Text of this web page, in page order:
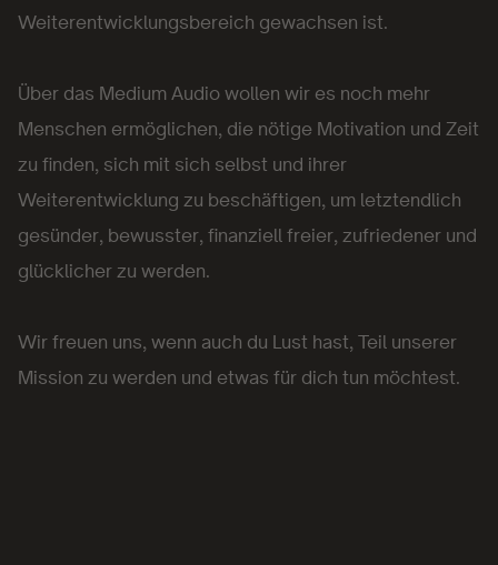
Weiterentwicklungsbereich gewachsen ist.
Über das Medium Audio wollen wir es noch mehr
Menschen ermöglichen, die nötige Motivation und Zeit
zu finden, sich mit sich selbst und ihrer
Weiterentwicklung zu beschäftigen, um letztendlich
gesünder, bewusster, finanziell freier, zufriedener und
glücklicher zu werden.
Wir freuen uns, wenn auch du Lust hast, Teil unserer
Mission zu werden und etwas für dich tun möchtest.